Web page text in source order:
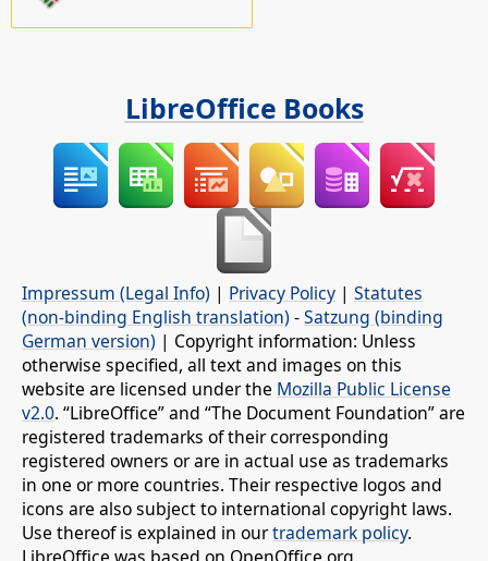
LibreOffice Books
Impressum (Legal Info) | Privacy Policy | Statutes
(non-binding English translation) -Satzung (binding
German version) | Copyright information: Unless
otherwise specified, all text and images on this
website are licensed under the Mozilla Public License
v2.0. “LibreOffice” and “The Document Foundation” are
registered trademarks of their corresponding
registered owners or are in actual use as trademarks
in one or more countries. Their respective logos and
icons are also subject to international copyright laws.
Use thereof is explained in ourtrademark policy.